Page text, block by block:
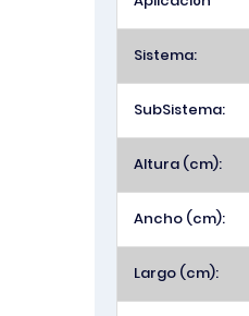
Sistema:
SubSistema:
Altura (cm):
Ancho (cm):
Largo (cm):